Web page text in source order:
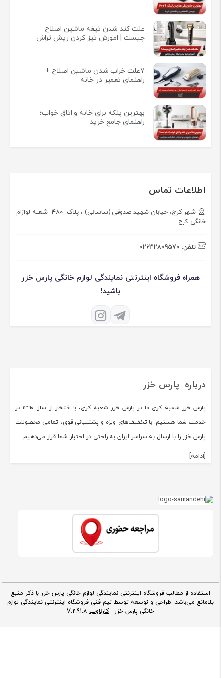
علت کند شدن تیغه ماشین اصلاح
چیست | اموزش تیز کردن ریش تراش
7علت خراب شدن ماشین اصلاح +
راهنمای تعمیر در خانه
بهترین پنکه برای خانه و اتاق خواب؛
راهنمای جامع خرید
اطلاعات تماس
شهر کرج، خیابان شهید صدوقی (ساسانی) ، پلاک -۴۸۰- شعبه لوازام
خانگی کرج
تلفن: 02632809570
همراه فروشگاه اینترنتی نمایندگی لوازم خانگی پارس خزر
باشید!
درباره پارس خزر
پارس خزر شعبه کرج ما در پارس خزر شعبه کرج، با افتخار از سال ۱۳۹۰ در
خدمت شما هستیم. با تخفیف‌های ویژه و پشتیبانی قوی، تمامی محصولات
پارس خزر را با ارسال به سراسر ایران به راحتی در اختیار شما قرار می‌دهیم.
[ادامه]
استفاده از مطالب فروشگاه اینترنتی نمایندگی لوازم خانگی پارس خزر با ذکر منبع
بلامانع می‌باشد. طراحی و توسعه توسط تیم فنی فروشگاه اینترنتی نمایندگی لوازم
خانگی پارس خزر - کارناوب